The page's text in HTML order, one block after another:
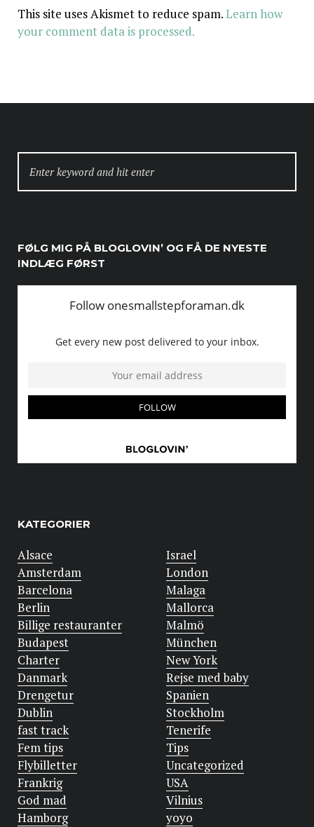
This site uses Akismet to reduce spam.Learn how
your comment data is processed.
FOR:
FØLG MIG PÅ BLOGLOVIN’ OG FÅ DE NYESTE
INDLÆG FØRST
KATEGORIER
Alsace
Amsterdam
Barcelona
Berlin
Billige restauranter
Budapest
Charter
Danmark
Drengetur
Dublin
fast track
Fem tips
Flybilletter
Frankrig
God mad
Hamborg
Israel
London
Malaga
Mallorca
Malmö
München
New York
Rejse med baby
Spanien
Stockholm
Tenerife
Tips
Uncategorized
USA
Vilnius
yoyo